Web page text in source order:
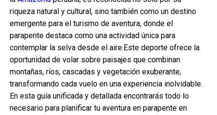
riqueza natural y cultural, sino también como un destino
emergente para el turismo de aventura, donde el
parapente destaca como una actividad única para
contemplar la selva desde el aire.Este deporte ofrece la
oportunidad de volar sobre paisajes que combinan
montañas, ríos, cascadas y vegetación exuberante,
transformando cada vuelo en una experiencia inolvidable.
En esta guía unificada y detallada encontrarás todo lo
necesario para planificar tu aventura en parapente en